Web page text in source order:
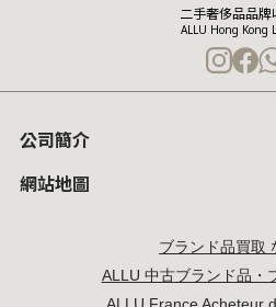
二手奢侈品品牌
ALLU Hong Kong
公司簡介
網站地圖
ブランド品買取
ALLU 中古ブランド品・
ALLU France Acheteur